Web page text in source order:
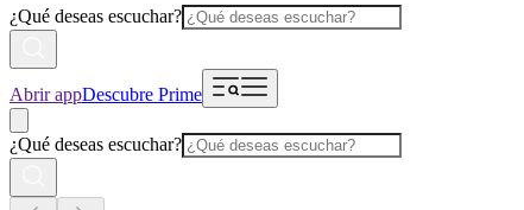
¿Qué deseas escuchar?
Abrir appDescubre Prime
¿Qué deseas escuchar?